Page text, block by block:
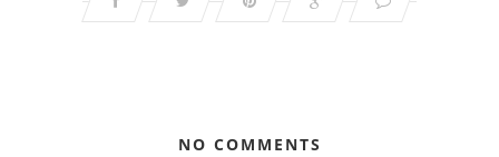
NO COMMENTS